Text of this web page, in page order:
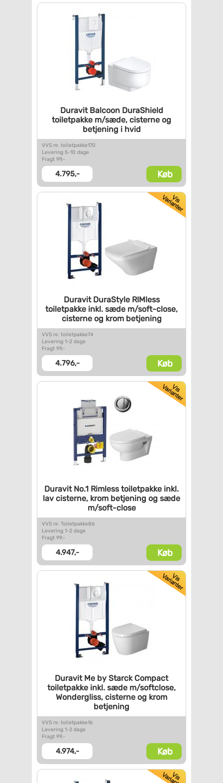
Duravit Balcoon DuraShield
toiletpakke m/sæde, cisterne og
betjening i hvid
VVS nr. toiletpakke170
Levering 5-10 dage
Fragt 99,-
4.795,- Køb
Duravit DuraStyle RIMless
toiletpakke inkl. sæde m/soft-close,
cisterne og krombetjening
VVS nr. toiletpakke74
Levering 1-2 dage
Fragt 99,-
4.796,- Køb
Duravit No.1 Rimless toiletpakke inkl.
lav cisterne, krom betjening og sæde
m/soft-close
VVS nr. Toiletpakke86
Levering 1-2 dage
Fragt 99,-
4.947,- Køb
Duravit Me by Starck Compact
toiletpakke inkl. sæde m/softclose,
Wondergliss, cisterne og krom
betjening
VVS nr. toiletpakke16
Levering 1-2 dage
Fragt 99,-
4.974,- Køb